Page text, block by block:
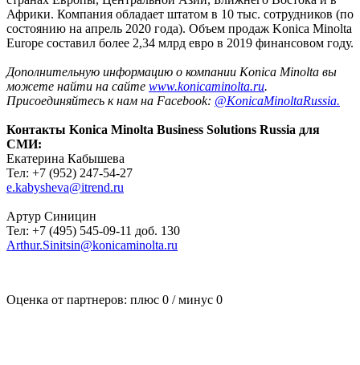
Африки. Компания обладает штатом в 10 тыс. сотрудников (по
состоянию на апрель 2020 года). Объем продаж Konica Minolta
Europe составил более 2,34 млрд евро в 2019 финансовом году.
Дополнительную информацию о компании Konica Minolta вы
можете найти на сайте www.konicaminolta.ru.
Присоединяйтесь к нам на Facebook: @KonicaMinoltaRussia.
Контакты Konica Minolta Business Solutions Russia для
СМИ:
Екатерина Кабышева
Тел: +7 (952) 247-54-27
e.kabysheva@itrend.ru
Артур Синицин
Тел: +7 (495) 545-09-11 доб. 130
Arthur.Sinitsin@konicaminolta.ru
Оценка от партнеров: плюс 0 / минус 0